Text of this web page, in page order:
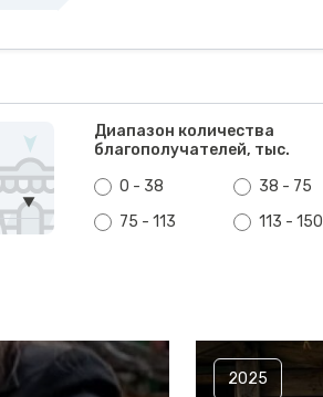
Диапазон количества
благополучателей, тыс.
0 - 38
38 - 75
75 - 113
113 - 150
2025